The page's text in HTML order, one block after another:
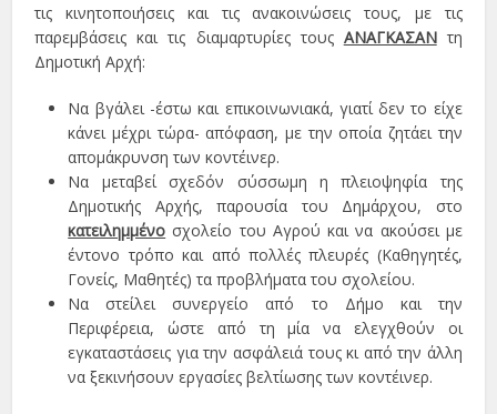
τις κινητοποιήσεις και τις ανακοινώσεις τους, με τις
παρεμβάσεις και τις διαμαρτυρίες τους ΑΝΑΓΚΑΣΑΝτη
Δημοτική Αρχή:
Να βγάλει -έστω και επικοινωνιακά, γιατί δεν το είχε
κάνει μέχρι τώρα- απόφαση, με την οποία ζητάει την
απομάκρυνση των κοντέινερ.
Να μεταβεί σχεδόν σύσσωμη η πλειοψηφία της
Δημοτικής Αρχής, παρουσία του Δημάρχου, στο
κατειλημμένο σχολείο του Αγρού και να ακούσει με
έντονο τρόπο και από πολλές πλευρές (Καθηγητές,
Γονείς, Μαθητές) τα προβλήματα του σχολείου.
Να στείλει συνεργείο από το Δήμο και την
Περιφέρεια, ώστε από τη μία να ελεγχθούν οι
εγκαταστάσεις για την ασφάλειά τους κι από την άλλη
να ξεκινήσουν εργασίες βελτίωσης των κοντέινερ.